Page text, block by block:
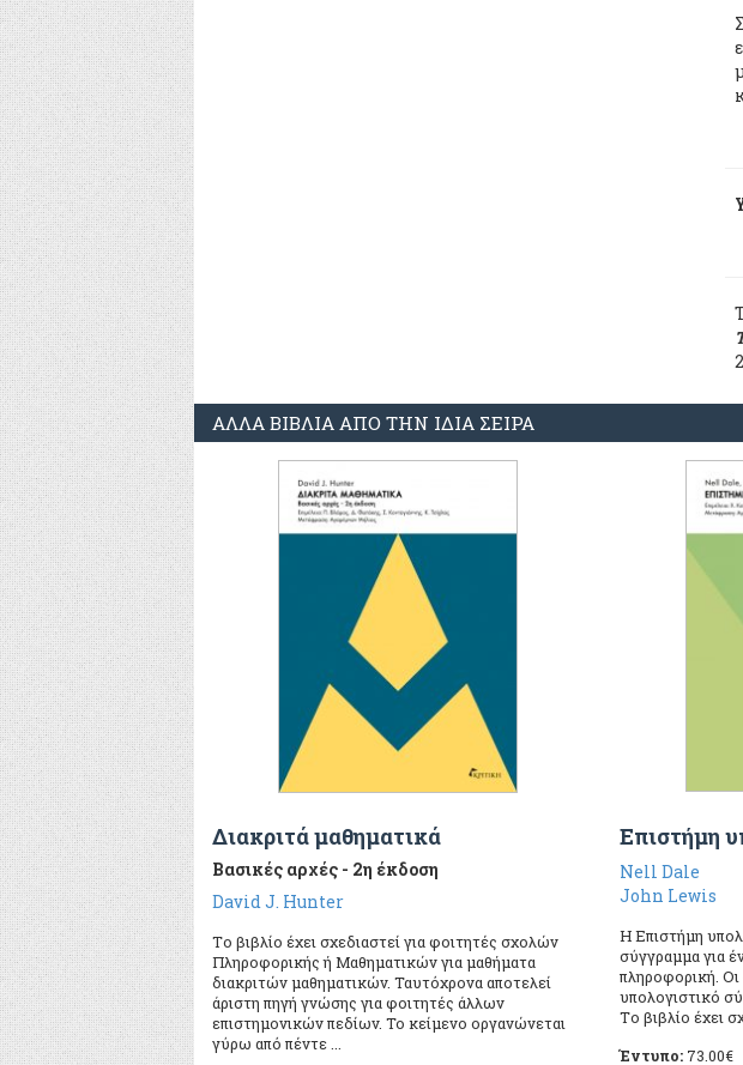
ΑΛΛΑ ΒΙΒΛΙΑ ΑΠΟ ΤΗΝ ΙΔΙΑ ΣΕΙΡΑ
Διακριτά μαθηματικά
Βασικές αρχές - 2η έκδοση
David J. Hunter
Tο βιβλίο έχει σχεδιαστεί για φοιτητές σχολών
Πληροφορικής ή Μαθηματικών για μαθήματα
διακριτών μαθηματικών. Ταυτόχρονα αποτελεί
άριστη πηγή γνώσης για φοιτητές άλλων
επιστημονικών πεδίων. Το κείμενο οργανώνεται
γύρω από πέντε ...
Επιστήμη
Nell Dale
John Lewis
H Επιστήμη
σύγγραμμα για
πληροφορική.
υπολογιστικό
Tο βιβλίο έχει
Έντυπο: 73.00€